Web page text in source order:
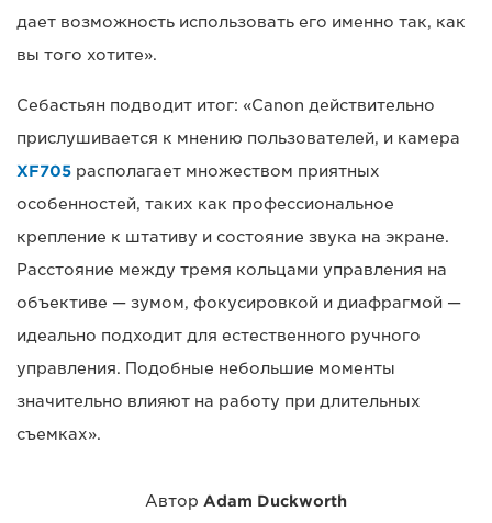
дает возможность использовать его именно так, как
вы того хотите».
Себастьян подводит итог: «Canon действительно
прислушивается к мнению пользователей, и камера
XF705 располагает множеством приятных
особенностей, таких как профессиональное
крепление к штативу и состояние звука на экране.
Расстояние между тремя кольцами управления на
объективе — зумом, фокусировкой и диафрагмой —
идеально подходит для естественного ручного
управления. Подобные небольшие моменты
значительно влияют на работу при длительных
съемках».
Автор Adam Duckworth